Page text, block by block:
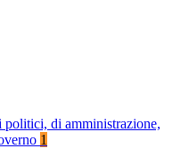
di amministrazione,
1